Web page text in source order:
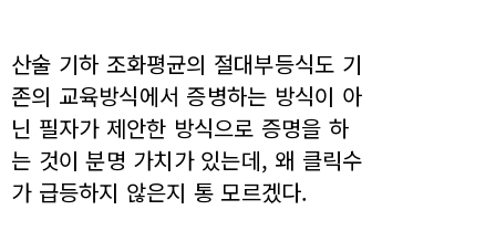
산술 기하 조화평균의 절대부등식도 기
존의 교육방식에서 증병하는 방식이 아
닌 필자가 제안한 방식으로 증명을 하
는 것이 분명 가치가 있는데, 왜 클릭수
가 급등하지 않은지 통 모르겠다.